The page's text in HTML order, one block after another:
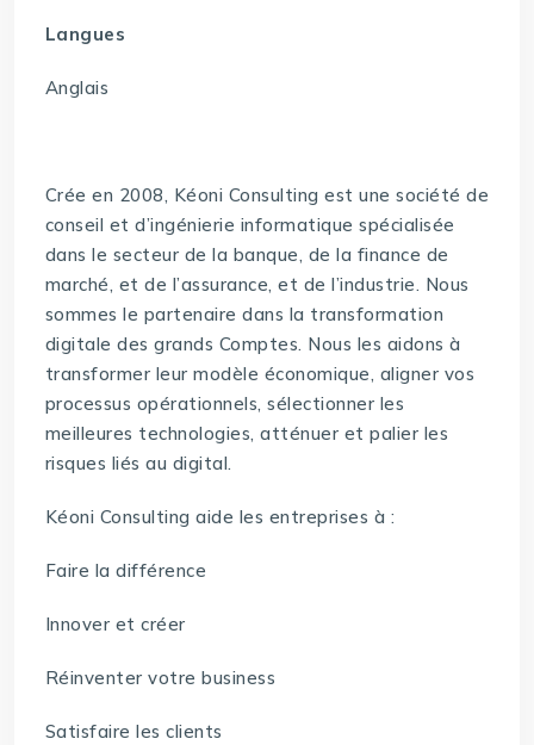
Langues
Anglais
Crée en 2008, Kéoni Consulting est une société de
conseil et d’ingénierie informatique spécialisée
dans le secteur de la banque, de la finance de
marché, et de l’assurance, et de l’industrie. Nous
sommes le partenaire dans la transformation
digitale des grands Comptes. Nous les aidons à
transformer leur modèle économique, aligner vos
processus opérationnels, sélectionner les
meilleures technologies, atténuer et palier les
risques liés au digital.
Kéoni Consulting aide les entreprises à :
Faire la différence
Innover et créer
Réinventer votre business
Satisfaire les clients